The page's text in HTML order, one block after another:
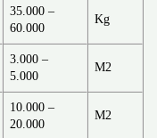
35.000 –
60.000
Kg
3.000 –
5.000
M2
10.000 –
20.000
M2